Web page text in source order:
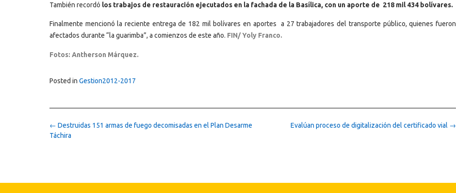
También recordó los trabajos de restauración ejecutados en la fachada de la Basílica, con un aporte de 218 mil 434 bolívares.
Finalmente mencionó la reciente entrega de 182 mil bolívares en aportes a 27 trabajadores del transporte público, quienes fueron
afectados durante “la guarimba”, a comienzos de este año. FIN/ Yoly Franco.
Fotos: Antherson Márquez.
Posted in Gestion2012-2017
Post
navigation
Evalúan proceso de digitalización del certificado vial →
← Destruidas 151 armas de fuego decomisadas en el Plan Desarme
Táchira